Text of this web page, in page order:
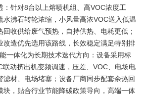
：针对8台以上熔喷机组、高VOC浓度工
水沸石转轮浓缩，小风量高浓VOC送入低温
收供给废气预热，自持供热、电耗更低；
改造优先选用该路线，长效稳定满足特别排
一体化为长期技术迭代方向：设备采用标
联动挤出机变频调速，压差、VOC、电场电
滤材、电场堵塞；设备厂商同步配套余热回
块，贴合行业节能降碳政策导向，高端一体